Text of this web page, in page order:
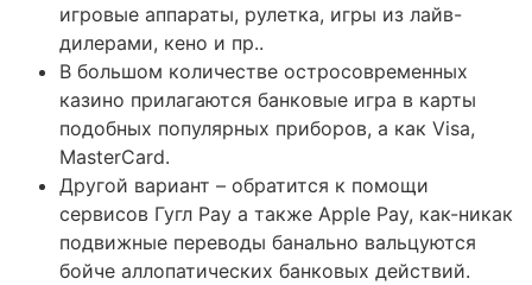
игровые аппараты, рулетка, игры из лайв-
дилерами, кено и пр..
В большом количестве остросовременных
казино прилагаются банковые игра в карты
подобных популярных приборов, а как Visa,
MasterCard.
Другой вариант – обратится к помощи
сервисов Гугл Pay а также Apple Pay, как-никак
подвижные переводы банально вальцуются
бойче аллопатических банковых действий.